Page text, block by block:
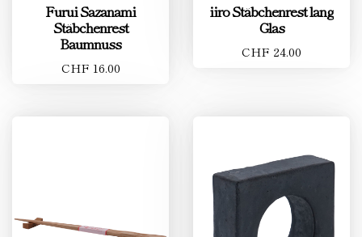
Furui Sazanami
Stäbchenrest
Baumnuss
CHF 16.00
iiro Stäbchenrest lang
Glas
CHF 24.00